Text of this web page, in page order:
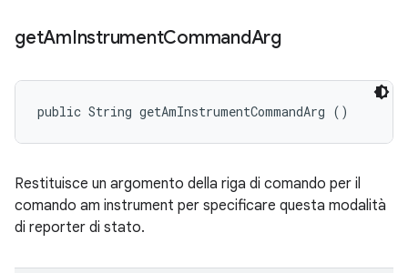
getAmInstrumentCommandArg
public String getAmInstrumentCommandArg ()
Restituisce un argomento della riga di comando per il
comando am instrument per specificare questa modalità
di reporter di stato.